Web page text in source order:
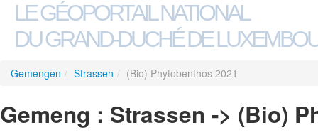
LE GÉOPORTAIL NATIONAL
DU GRAND-DUCHÉ DE
Gemengen / Strassen / (Bio) Phytobenthos 2021
Gemeng : Strassen -> (Bio)